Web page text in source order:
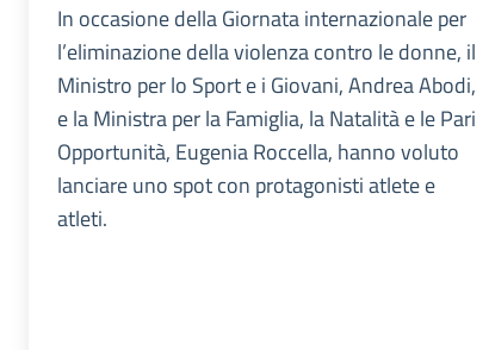
In occasione della Giornata internazionale per
l’eliminazione della violenza contro le donne, il
Ministro per lo Sport e i Giovani, Andrea Abodi,
e la Ministra per la Famiglia, la Natalità e le Pari
Opportunità, Eugenia Roccella, hanno voluto
lanciare uno spot con protagonisti atlete e
atleti.